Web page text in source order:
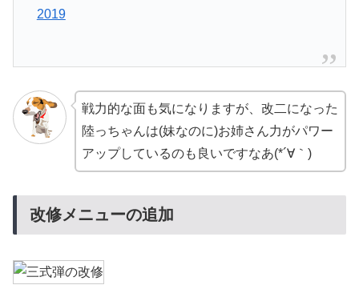
2019
戦力的な面も気になりますが、改二になった
陸っちゃんは(妹なのに)お姉さん力がパワー
アップしているのも良いですなあ(*´∀｀)
改修メニューの追加